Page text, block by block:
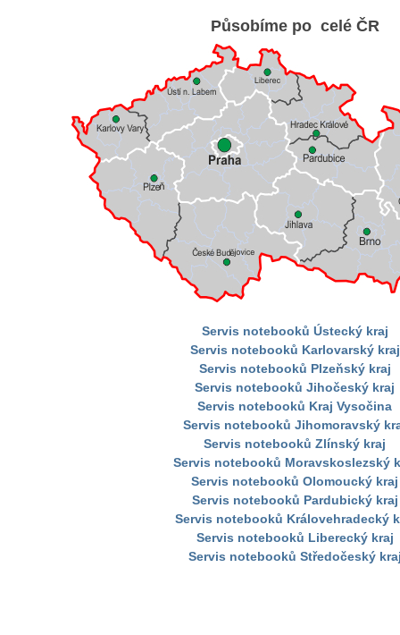
Působíme po celé ČR
Servis notebooků Ústecký kraj
Servis notebooků Karlovarský kraj
Servis notebooků Plzeňský kraj
Servis notebooků Jihočeský kraj
Servis notebooků Kraj Vysočina
Servis notebooků Jihomoravský
Servis notebooků Zlínský kraj
Servis notebooků Moravskoslezský
Servis notebooků Olomoucký kraj
Servis notebooků Pardubický kraj
Servis notebooků Královehradecký
Servis notebooků Liberecký kraj
Servis notebooků Středočeský